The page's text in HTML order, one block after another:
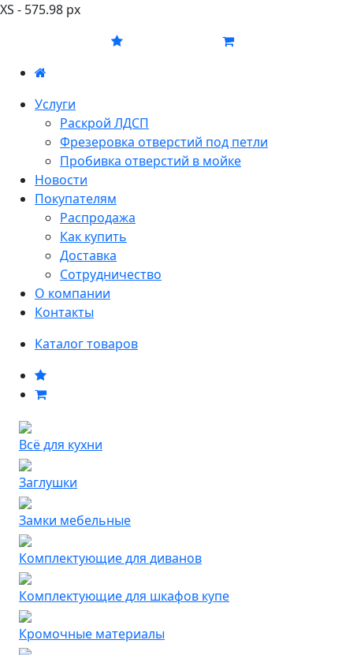
XS - 575.98 px
Услуги
Раскрой ЛДСП
Фрезеровка отверстий под петли
Пробивка отверстий в мойке
Новости
Покупателям
Распродажа
Как купить
Доставка
Сотрудничество
О компании
Контакты
Каталог товаров
Всё для кухни
Заглушки
Замки мебельные
Комплектующие для диванов
Комплектующие для шкафов купе
Кромочные материалы